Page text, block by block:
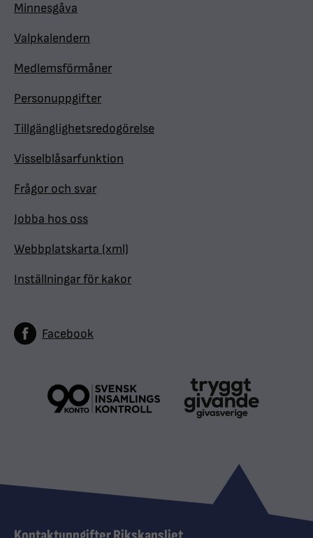
Minnesgåva
Valpkalendern
Medlemsförmåner
Personuppgifter
Tillgänglighetsredogörelse
Visselblåsarfunktion
Frågor och svar
Jobba hos oss
Webbplatskarta (xml)
Inställningar för kakor
Facebook